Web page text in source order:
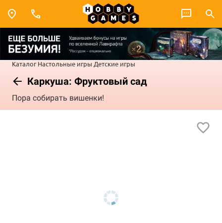
Каталог Настольные игры Детские игры
Каркуша: Фруктовый сад
Пора собирать вишенки!